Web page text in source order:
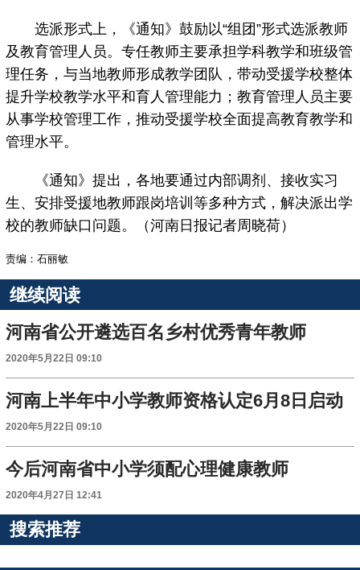
选派形式上，《通知》鼓励以“组团”形式选派教师
及教育管理人员。专任教师主要承担学科教学和班级管
理任务，与当地教师形成教学团队，带动受援学校整体
提升学校教学水平和育人管理能力；教育管理人员主要
从事学校管理工作，推动受援学校全面提高教育教学和
管理水平。
《通知》提出，各地要通过内部调剂、接收实习
生、安排受援地教师跟岗培训等多种方式，解决派出学
校的教师缺口问题。（河南日报记者周晓荷）
责编：石丽敏
继续阅读
河南省公开遴选百名乡村优秀青年教师
2020年5月22日 09:10
河南上半年中小学教师资格认定6月8日启动
2020年5月22日 09:10
今后河南省中小学须配心理健康教师
2020年4月27日 12:41
搜索推荐